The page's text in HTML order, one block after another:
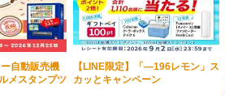
ー自動販売機
メスタンプツ
【LINE限定】「―196レモン」ス
カッとキャンペーン